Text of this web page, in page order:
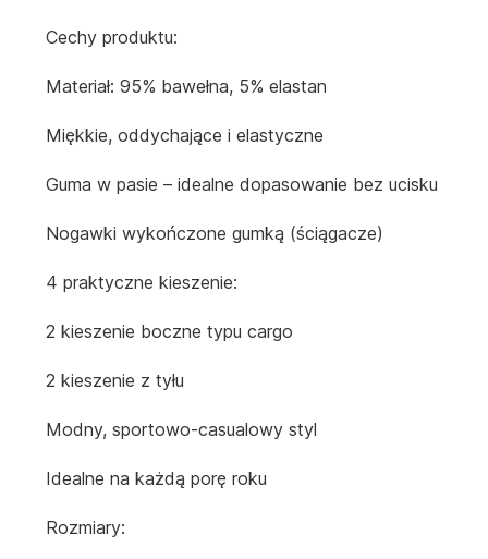
Cechy produktu:
Materiał: 95% bawełna, 5% elastan
Miękkie, oddychające i elastyczne
Guma w pasie – idealne dopasowanie bez ucisku
Nogawki wykończone gumką (ściągacze)
4 praktyczne kieszenie:
2 kieszenie boczne typu cargo
2 kieszenie z tyłu
Modny, sportowo-casualowy styl
Idealne na każdą porę roku
Rozmiary: